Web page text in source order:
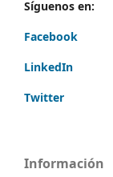
Síguenos en:
Facebook
LinkedIn
Twitter
Información